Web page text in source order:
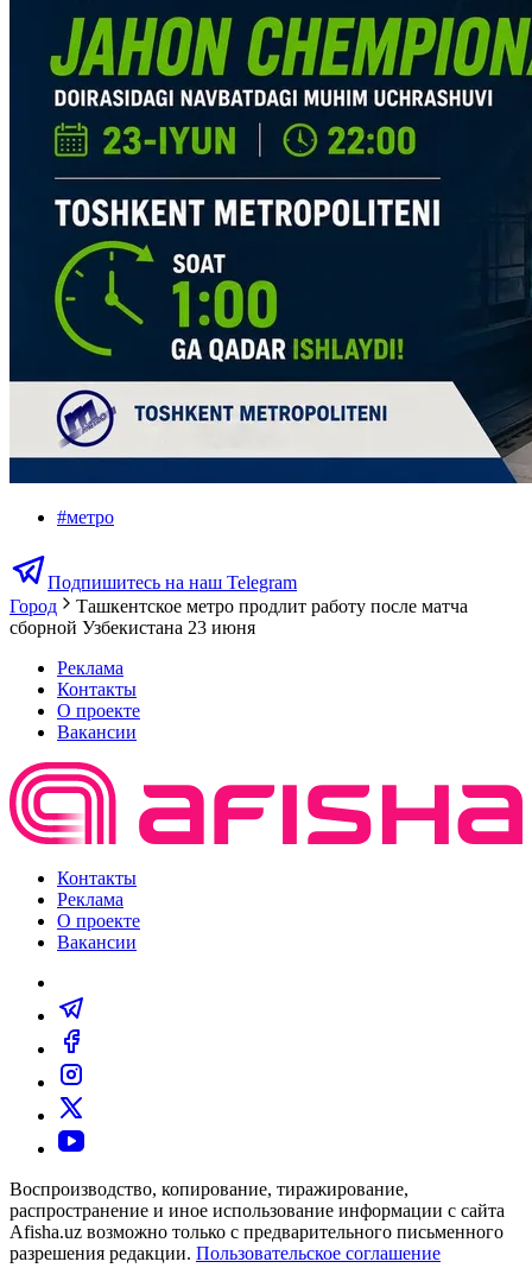
#метро
Подпишитесь на наш Telegram
Город
Ташкентское метро продлит работу после матча
сборной Узбекистана 23 июня
Реклама
Контакты
О проекте
Вакансии
Контакты
Реклама
О проекте
Вакансии
Воспроизводство, копирование, тиражирование,
распространение и иное использование информации с сайта
Afisha.uz возможно только с предварительного письменного
разрешения редакции. Пользовательское соглашение